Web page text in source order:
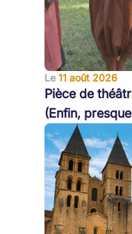
Le 11 août 2026
Pièce de
(Enfin,